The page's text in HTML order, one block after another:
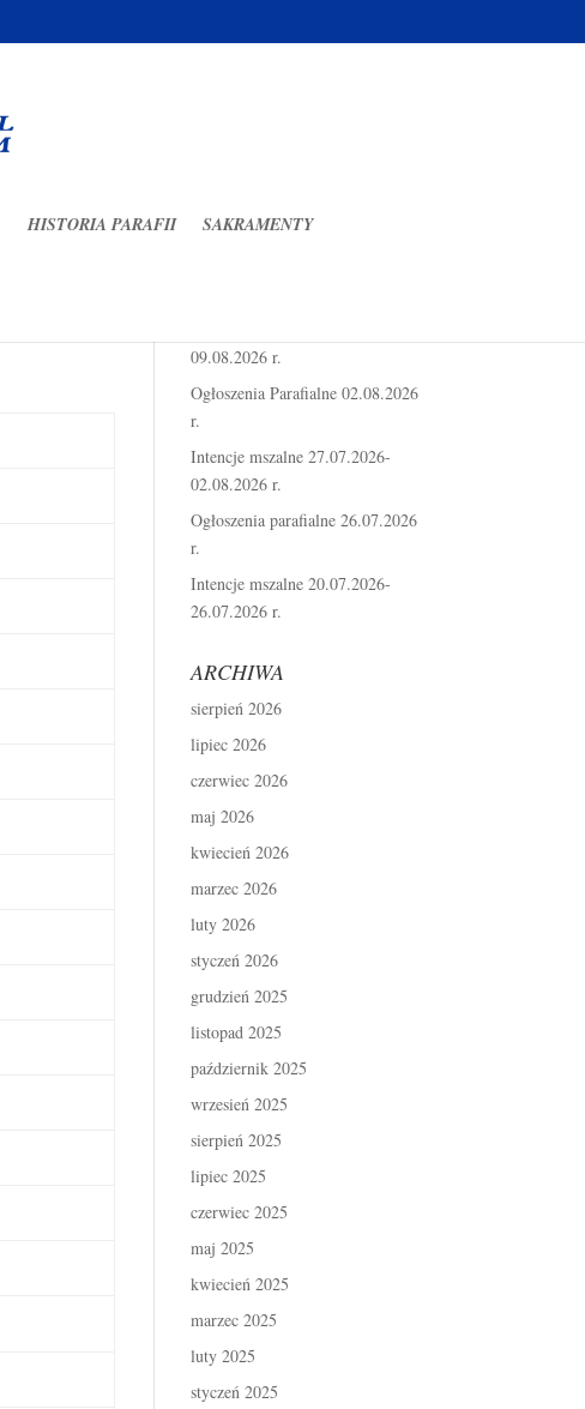
HISTORIA PARAFII SAKRAMENTY
09.08.2026 r.
Ogłoszenia Parafialne 02.08.2026
r.
Intencje mszalne 27.07.2026-
02.08.2026 r.
Ogłoszenia parafialne 26.07.2026
r.
Intencje mszalne 20.07.2026-
26.07.2026 r.
ARCHIWA
sierpień 2026
lipiec 2026
czerwiec 2026
maj 2026
kwiecień 2026
marzec 2026
luty 2026
styczeń 2026
grudzień 2025
listopad 2025
październik 2025
wrzesień 2025
sierpień 2025
lipiec 2025
czerwiec 2025
maj 2025
kwiecień 2025
marzec 2025
luty 2025
styczeń 2025